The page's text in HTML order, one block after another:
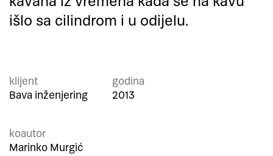
išlo sa cilindrom i u odijelu.
klijent
Bava inženjering
godina
2013
koautor
Marinko Murgić